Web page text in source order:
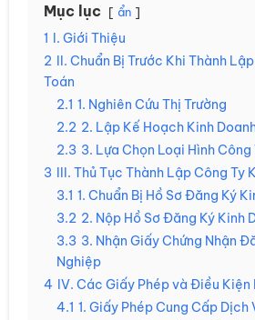
Mục lục ẩn
1 I. Giới Thiệu
2 II. Chuẩn Bị Trước Khi Thành
Toán
2.1 1. Nghiên Cứu Thị Trường
2.2 2. Lập Kế Hoạch Kinh
2.3 3. Lựa Chọn Loại Hình Công
3 III. Thủ Tục Thành Lập Công Ty
3.1 1. Chuẩn Bị Hồ Sơ Đăng Ký
3.2 2. Nộp Hồ Sơ Đăng Ký Kinh
3.3 3. Nhận Giấy Chứng Nhận
Nghiệp
4 IV. Các Giấy Phép và Điều Kiện
4.1 1. Giấy Phép Cung Cấp Dịch